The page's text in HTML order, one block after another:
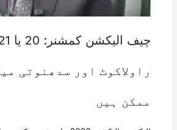
راولاکوٹ اور سدھنوتی
ممکن ہیں